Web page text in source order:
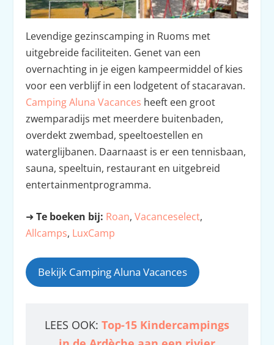
Levendige gezinscamping in Ruoms met
uitgebreide faciliteiten. Genet van een
overnachting in je eigen kampeermiddel of kies
voor een verblijf in een lodgetent of stacaravan.
Camping Aluna Vacances heeft een groot
zwemparadijs met meerdere buitenbaden,
overdekt zwembad, speeltoestellen en
waterglijbanen. Daarnaast is er een tennisbaan,
sauna, speeltuin, restaurant en uitgebreid
entertainmentprogramma.
➜ Te boeken bij: Roan,Vacanceselect,
Allcamps, LuxCamp
Bekijk Camping Aluna Vacances
LEES OOK: Top-15 Kindercampings